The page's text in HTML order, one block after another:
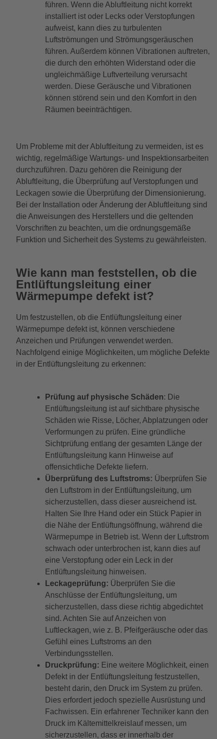
führen. Wenn die Abluftleitung nicht korrekt
installiert ist oder Lecks oder Verstopfungen
aufweist, kann dies zu turbulenten
Luftströmungen und Strömungsgeräuschen
führen. Außerdem können Vibrationen auftreten,
die durch den erhöhten Widerstand oder die
ungleichmäßige Luftverteilung verursacht
werden. Diese Geräusche und Vibrationen
können störend sein und den Komfort in den
Räumen beeinträchtigen.
Um Probleme mit der Abluftleitung zu vermeiden, ist es
wichtig, regelmäßige Wartungs- und Inspektionsarbeiten
durchzuführen. Dazu gehören die Reinigung der
Abluftleitung, die Überprüfung auf Verstopfungen und
Leckagen sowie die Überprüfung der Dimensionierung.
Bei der Installation oder Änderung der Abluftleitung sind
die Anweisungen des Herstellers und die geltenden
Vorschriften zu beachten, um die ordnungsgemäße
Funktion und Sicherheit des Systems zu gewährleisten.
Wie kann man feststellen, ob die
Entlüftungsleitung einer
Wärmepumpe defekt ist?
Um festzustellen, ob die Entlüftungsleitung einer
Wärmepumpe defekt ist, können verschiedene
Anzeichen und Prüfungen verwendet werden.
Nachfolgend einige Möglichkeiten, um mögliche Defekte
in der Entlüftungsleitung zu erkennen:
Prüfung auf physische Schäden: Die
Entlüftungsleitung ist auf sichtbare physische
Schäden wie Risse, Löcher, Abplatzungen oder
Verformungen zu prüfen. Eine gründliche
Sichtprüfung entlang der gesamten Länge der
Entlüftungsleitung kann Hinweise auf
offensichtliche Defekte liefern.
Überprüfung des Luftstroms: Überprüfen Sie
den Luftstrom in der Entlüftungsleitung, um
sicherzustellen, dass dieser ausreichend ist.
Halten Sie Ihre Hand oder ein Stück Papier in
die Nähe der Entlüftungsöffnung, während die
Wärmepumpe in Betrieb ist. Wenn der Luftstrom
schwach oder unterbrochen ist, kann dies auf
eine Verstopfung oder ein Leck in der
Entlüftungsleitung hinweisen.
Leckageprüfung: Überprüfen Sie die
Anschlüsse der Entlüftungsleitung, um
sicherzustellen, dass diese richtig abgedichtet
sind. Achten Sie auf Anzeichen von
Luftleckagen, wie z. B. Pfeifgeräusche oder das
Gefühl eines Luftstroms an den
Verbindungsstellen.
Druckprüfung: Eine weitere Möglichkeit, einen
Defekt in der Entlüftungsleitung festzustellen,
besteht darin, den Druck im System zu prüfen.
Dies erfordert jedoch spezielle Ausrüstung und
Fachwissen. Ein erfahrener Techniker kann den
Druck im Kältemittelkreislauf messen, um
sicherzustellen, dass er innerhalb der